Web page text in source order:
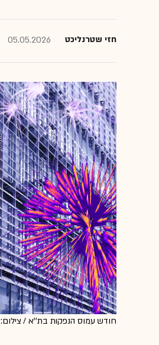
חזי שטרנליכט 05.05.2026
חודש עמוס הנפקות בת''א / צילום: Shutterstock